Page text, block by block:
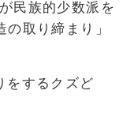
民族的少数派を
取り締まり」
をするクズど